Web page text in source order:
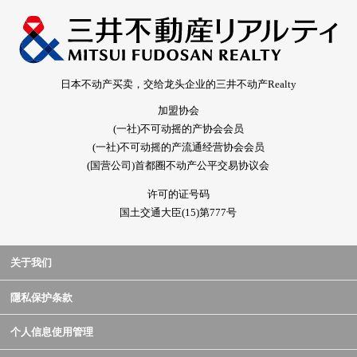
日本不动产买卖，交给龙头企业的三井不动产Realty
加盟协会
(一社)不可动摇的产协会会员
(一社)不可动摇的产流通经营协会会员
(国营公司)首都圈不动产公平交易协议会
许可的证号码
国土交通大臣(15)第777号
关于我们
隱私保护条款
个人信息使用管理